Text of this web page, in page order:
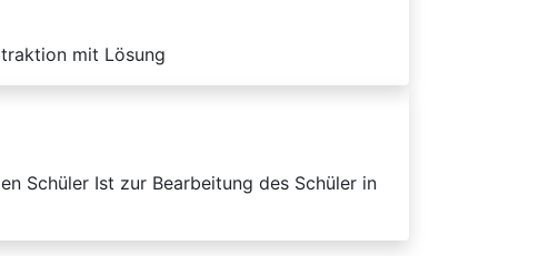
mit Lösung
Schüler Ist zur Bearbeitung des Schüler in